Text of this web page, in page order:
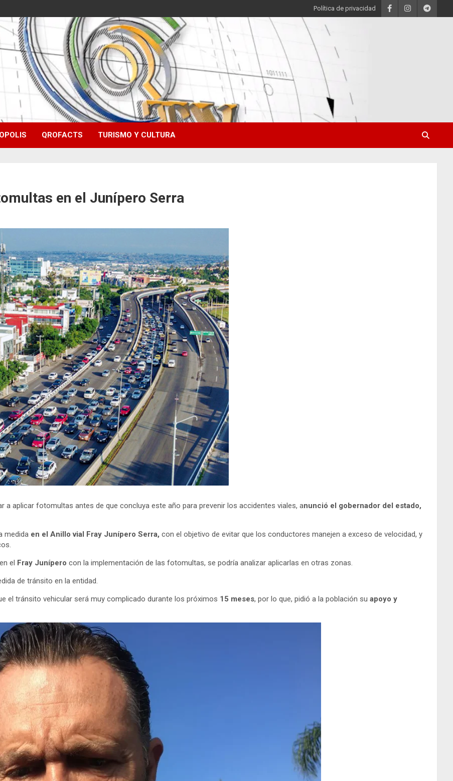
Política de privacidad
QROFACTS TURISMO Y CULTURA
en el Junípero Serra
a aplicar fotomultas antes de que concluya este año para prevenir los accidentes viales, anunció el gobernador del estado,
medida en el Anillo vial Fray Junípero Serra, con el objetivo de evitar que los conductores manejen a exceso de velocidad, y
el Fray Junípero con la implementación de las fotomultas, se podría analizar aplicarlas en otras zonas.
de tránsito en la entidad.
el tránsito vehicular será muy complicado durante los próximos 15 meses, por lo que, pidió a la población su apoyo y